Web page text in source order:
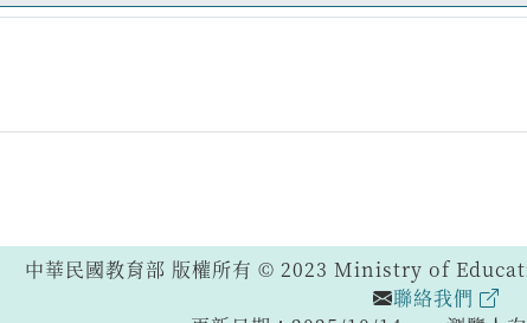
中華民國教育部 版權所有 © 2023 Ministry of
聯絡我們